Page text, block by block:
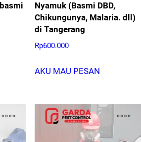
Nyamuk (Basmi DBD,
Chikungunya, Malaria. dll)
di Tangerang
Rp600.000
AKU MAU PESAN